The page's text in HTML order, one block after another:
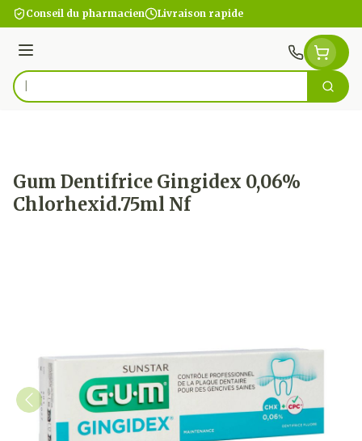
Aller au contenu
Conseil du pharmacien Livraison rapide
Menu
Rechercher
Gum Dentifrice Gingidex 0,06%
Chlorhexid.75ml Nf